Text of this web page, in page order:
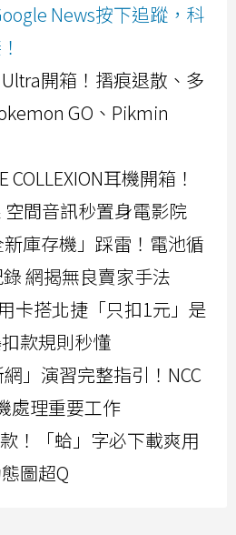
News按下追蹤，科
開箱！摺痕退散、多
GO、Pikmin
COLLEXION耳機開箱！
間音訊秒置身電影院
庫存機」踩雷！電池循
網揭無良賣家手法
卡搭北捷「只扣1元」是
款規則秒懂
」演習完整指引！NCC
處理重要工作
！「蛤」字必下載爽用
圖超Q